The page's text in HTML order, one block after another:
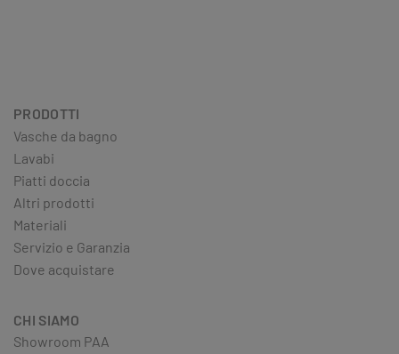
PRODOTTI
Vasche da bagno
Lavabi
Piatti doccia
Altri prodotti
Materiali
Servizio e Garanzia
Dove acquistare
CHI SIAMO
Showroom PAA